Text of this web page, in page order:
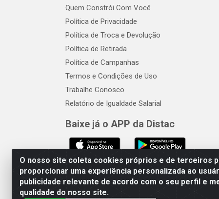
O nosso site coleta cookies próprios e de terceiros
proporcionar uma experiência personalizada ao
publicidade relevante de acordo com o seu perfil e
qualidade do nosso site.
Quem Constrói Com Você
Política de Privacidade
Política de Troca e Devolução
Política de Retirada
Política de Campanhas
Termos e Condições de Uso
Trabalhe Conosco
Relatório de Igualdade Salarial
Baixe já o APP da Distac
Distac Distribuidora - Av.